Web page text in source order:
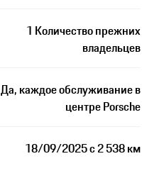
1 Количество прежних
владельцев
Да, каждое обслуживание в
центре Porsche
18/09/2025 с 2 538 км